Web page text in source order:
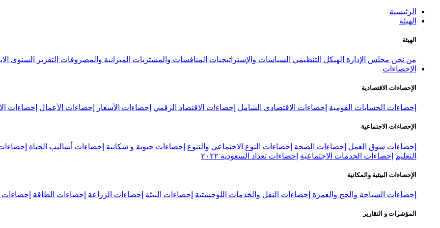
الرئيسية
الهيئة
الهيئة
من نحن مجلس الإدارة الهيكل التنظيمي السياسات والإستراتيجيات المنافسات والمشتريات الميزانية والمصروفات التقرير السنوي
الإحصاءات
الإحصاءات الاقتصادية
إحصاءات الحسابات القومية إحصاءات الاقتصادي الشامل إحصاءات الاقتصاد الرقمي إحصاءات الأسعار إحصاءات الأعمال إحصاءات
الإحصاءات الاجتماعية
إحصاءات سوق العمل إحصاءات الصحة إحصاءات النوع الاجتماعي والتنوع إحصاءات حيوية و سكانية إحصاءات أساليب الحياة
التعليم
إحصاءات الخدمات الاجتماعية إحصاءات تعداد السعودية ٢٠٢٢
الإحصاءات البيئية والمكانية
إحصاءات السياحة والحج والعمرة إحصاءات النقل والخدمات اللوجستية إحصاءات البيئة إحصاءات الزراعة إحصاءات الطاقة إحصاءات
المؤشرات و التقارير